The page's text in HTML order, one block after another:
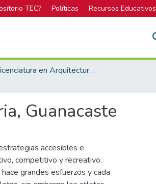
TEC? Políticas Recursos Educativos
Licenciatura en Arquitectura y Urbanismo
Guanacaste
accesibles e
competitivo y recreativo.
grandes esfuerzos y cada